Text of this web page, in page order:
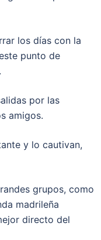
los días con la
punto de
por las
amigos.
y lo cautivan,
grupos, como
madrileña
directo del